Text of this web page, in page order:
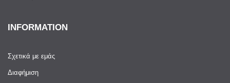
INFORMATION
Σχετικά με εμάς
Διαφήμιση